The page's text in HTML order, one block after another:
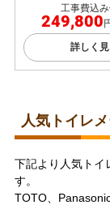
工事費込
249,800
詳しく
人気トイレ
下記より人気トイ
す。
TOTO、